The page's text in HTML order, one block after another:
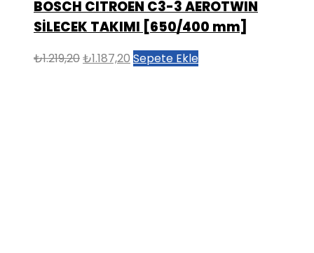
BOSCH CITROEN C3-3 AEROTWIN
SİLECEK TAKIMI [650/400 mm]
₺1.219,20Orijinal
₺1.187,20 Şu
Sepete Ekle